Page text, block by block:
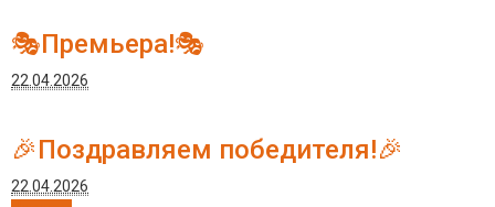
🎭Премьера!🎭
22.04.2026
🎉Поздравляем победителя!🎉
22.04.2026